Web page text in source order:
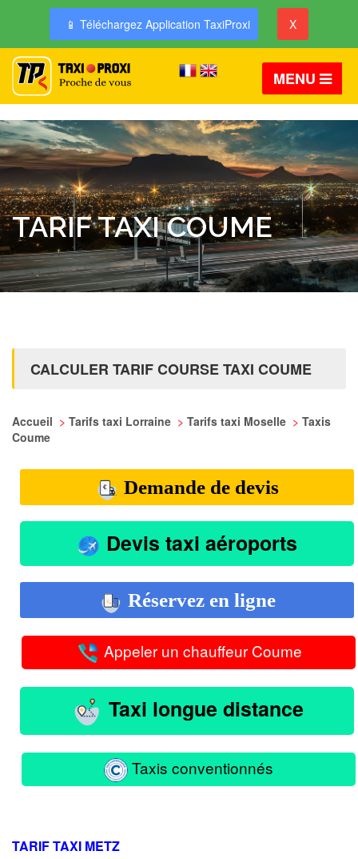
📱 Téléchargez Application TaxiProxi X
MENU
TARIF TAXI COUME
CALCULER TARIF COURSE TAXI COUME
Accueil > Tarifs taxi Lorraine > Tarifs taxi Moselle > Taxis
Coume
Demande de devis
Devis taxi aéroports
Réservez en ligne
Appeler un chauffeur Coume
Taxi longue distance
Taxis conventionnés
TARIF TAXI METZ